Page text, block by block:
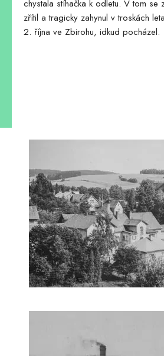
chystala stíhačka k odletu. V tom se
zřítil a tragicky zahynul v troskách
2. října ve Zbirohu, idkud pocházel.